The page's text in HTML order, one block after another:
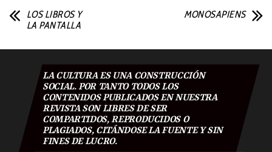
LOS LIBROS Y
LA PANTALLA
MONOSAPIENS
LA CULTURA ES UNA CONSTRUCCIÓN
SOCIAL. POR TANTO TODOS LOS
CONTENIDOS PUBLICADOS EN NUESTRA
REVISTA SON LIBRES DE SER
COMPARTIDOS, REPRODUCIDOS O
PLAGIADOS, CITÁNDOSE LA FUENTE Y SIN
FINES DE LUCRO.